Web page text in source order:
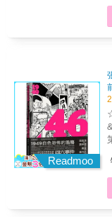
動
文
的
Readmoo
第